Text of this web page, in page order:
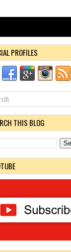
PROFILES
THIS BLOG